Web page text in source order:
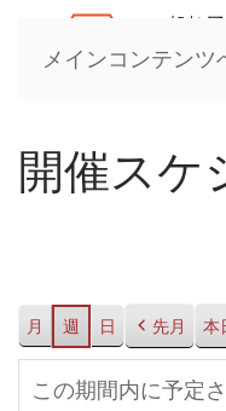
メインコンテンツ
開催スケ
月 週 日 先月 本
この期間内に予定